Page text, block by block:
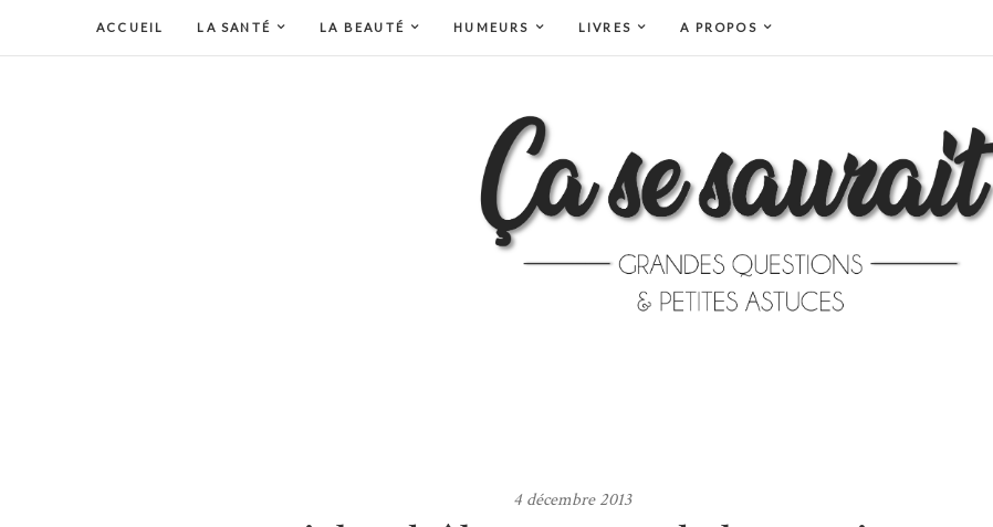
ACCUEIL LA SANTÉ LA BEAUTÉ HUMEURS LIVRES A PROPOS
4 décembre 2013